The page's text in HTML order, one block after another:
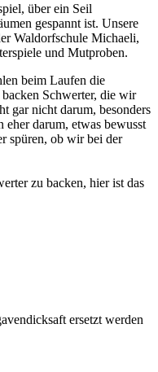
über ein Seil
gespannt ist. Unsere
Waldorfschule Michaeli,
und Mutproben.
beim Laufen die
Schwerter, die wir
gar nicht darum, besonders
eher darum, etwas bewusst
spüren, ob wir bei der
zu backen, hier ist das
ersetzt werden